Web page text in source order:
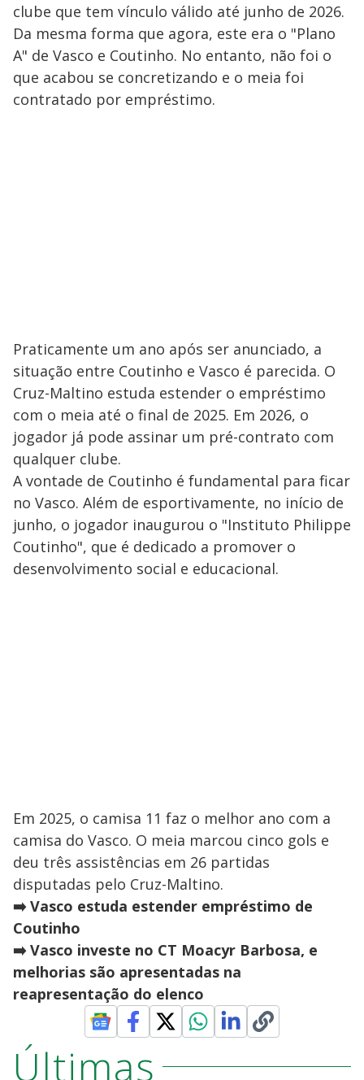
clube que tem vínculo válido até junho de 2026.
Da mesma forma que agora, este era o "Plano
A" de Vasco e Coutinho. No entanto, não foi o
que acabou se concretizando e o meia foi
contratado por empréstimo.
Praticamente um ano após ser anunciado, a
situação entre Coutinho e Vasco é parecida. O
Cruz-Maltino estuda estender o empréstimo
com o meia até o final de 2025. Em 2026, o
jogador já pode assinar um pré-contrato com
qualquer clube.
A vontade de Coutinho é fundamental para ficar
no Vasco. Além de esportivamente, no início de
junho, o jogador inaugurou o "Instituto Philippe
Coutinho", que é dedicado a promover o
desenvolvimento social e educacional.
Em 2025, o camisa 11 faz o melhor ano com a
camisa do Vasco. O meia marcou cinco gols e
deu três assistências em 26 partidas
disputadas pelo Cruz-Maltino.
➡️ Vasco estuda estender empréstimo de
Coutinho
➡️ Vasco investe no CT Moacyr Barbosa, e
melhorias são apresentadas na
reapresentação do elenco
Últimas